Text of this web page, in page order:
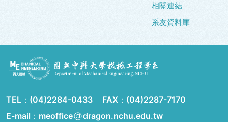
相關連結
系友資料庫
TEL： (04)2284-0433 FAX： (04)2287-7170
E-mail：meoffice
dragon.nchu.edu.tw